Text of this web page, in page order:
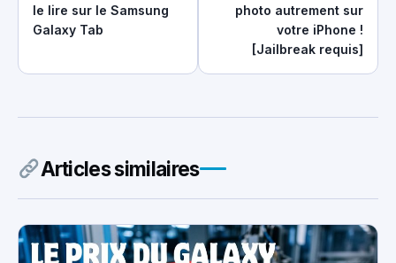
le lire sur le Samsung
Galaxy Tab
photo autrement sur
votre iPhone !
[Jailbreak requis]
Articles similaires